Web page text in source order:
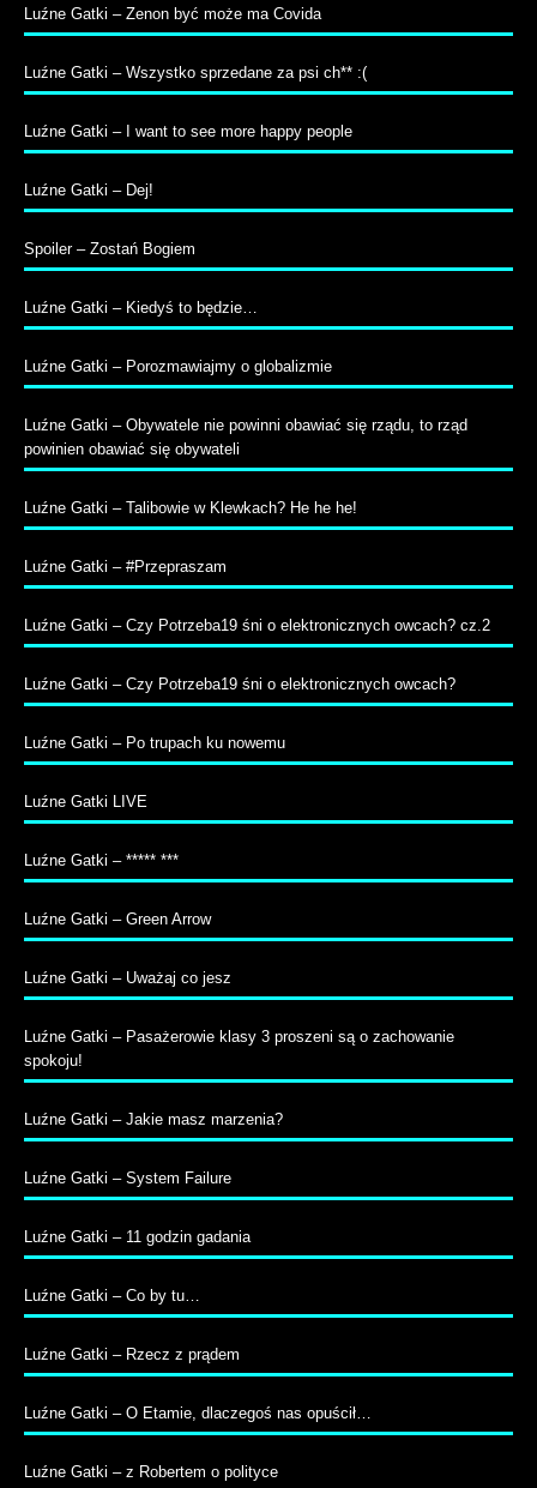
Luźne Gatki – Zenon być może ma Covida
Luźne Gatki – Wszystko sprzedane za psi ch** :(
Luźne Gatki – I want to see more happy people
Luźne Gatki – Dej!
Spoiler – Zostań Bogiem
Luźne Gatki – Kiedyś to będzie…
Luźne Gatki – Porozmawiajmy o globalizmie
Luźne Gatki – Obywatele nie powinni obawiać się rządu, to rząd
powinien obawiać się obywateli
Luźne Gatki – Talibowie w Klewkach? He he he!
Luźne Gatki – #Przepraszam
Luźne Gatki – Czy Potrzeba19 śni o elektronicznych owcach? cz.2
Luźne Gatki – Czy Potrzeba19 śni o elektronicznych owcach?
Luźne Gatki – Po trupach ku nowemu
Luźne Gatki LIVE
Luźne Gatki – ***** ***
Luźne Gatki – Green Arrow
Luźne Gatki – Uważaj co jesz
Luźne Gatki – Pasażerowie klasy 3 proszeni są o zachowanie
spokoju!
Luźne Gatki – Jakie masz marzenia?
Luźne Gatki – System Failure
Luźne Gatki – 11 godzin gadania
Luźne Gatki – Co by tu…
Luźne Gatki – Rzecz z prądem
Luźne Gatki – O Etamie, dlaczegoś nas opuścił…
Luźne Gatki – z Robertem o polityce